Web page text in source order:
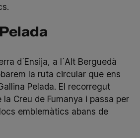
d´Ensija, a l´Alt Berguedà
la ruta circular que ens
Pelada. El recorregut
Creu de Fumanya i passa per
emblemàtics abans de